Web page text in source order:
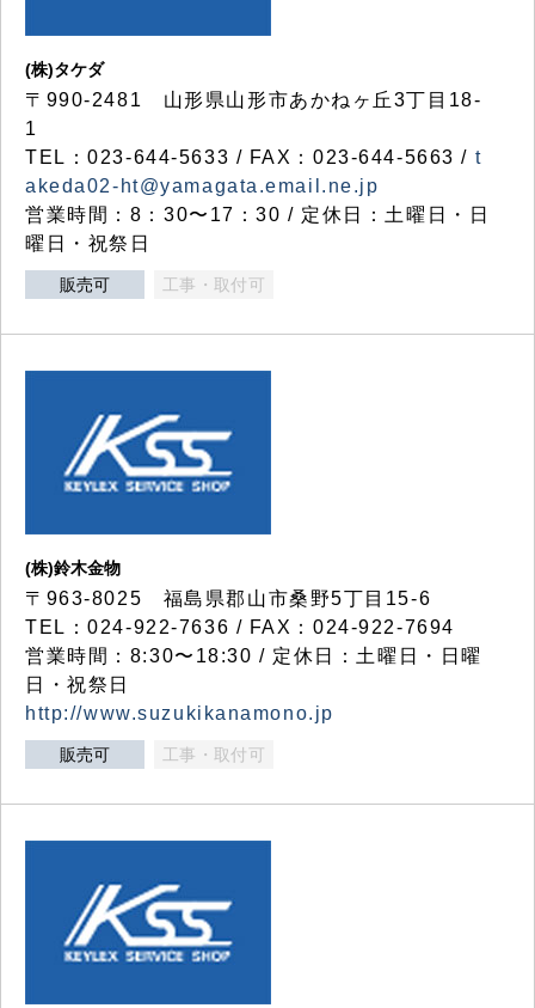
(株)タケダ
〒990-2481 山形県山形市あかねヶ丘3丁目18-
1
TEL：023-644-5633 / FAX：023-644-5663 / t
akeda02-ht@yamagata.email.ne.jp
営業時間：8：30〜17：30 / 定休日：土曜日・日
曜日・祝祭日
販売可 工事・取付可
(株)鈴木金物
〒963-8025 福島県郡山市桑野5丁目15-6
TEL：024-922-7636 / FAX：024-922-7694
営業時間：8:30〜18:30 / 定休日：土曜日・日曜
日・祝祭日
http://www.suzukikanamono.jp
販売可 工事・取付可